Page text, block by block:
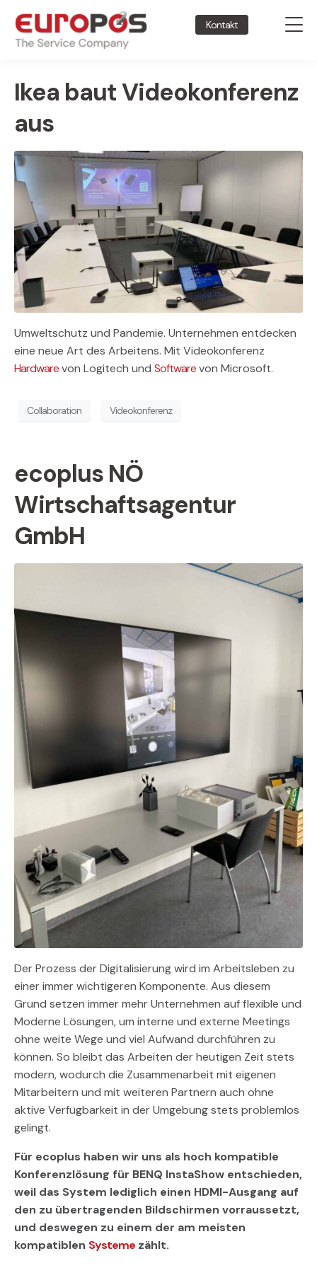
Kontakt
Ikea baut Videokonferenz
aus
Umweltschutz und Pandemie. Unternehmen entdecken
eine neue Art des Arbeitens. Mit Videokonferenz
Hardwarevon Logitech und Softwarevon Microsoft.
Collaboration Videokonferenz
ecoplus NÖ
Wirtschaftsagentur
GmbH
Der Prozess der Digitalisierung wird im Arbeitsleben zu
einer immer wichtigeren Komponente. Aus diesem
Grund setzen immer mehr Unternehmen auf flexible und
Moderne Lösungen, um interne und externe Meetings
ohne weite Wege und viel Aufwand durchführen zu
können. So bleibt das Arbeiten der heutigen Zeit stets
modern, wodurch die Zusammenarbeit mit eigenen
Mitarbeitern und mit weiteren Partnern auch ohne
aktive Verfügbarkeit in der Umgebung stets problemlos
gelingt.
Für ecoplus haben wir uns als hoch kompatible
Konferenzlösung für BENQ InstaShow entschieden,
weil das System lediglich einen HDMI-Ausgang auf
den zu übertragenden Bildschirmen vorraussetzt,
und deswegen zu einem der am meisten
kompatiblen Systeme zählt.